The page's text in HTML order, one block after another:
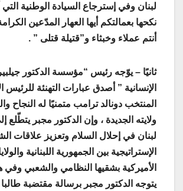
لبنان وفي إسترجاع السيادة الوطنية
نكحها بعمالتكم أيها العهار المدّعين
أنتم عملاء وخبثاء و”قتيلة قتلى ” .
ثانيًا – يوّجه رئيس “مؤسسة الدكتور
الإنسانية ” أصدق عبارات التهنئة للرئيس
المنتخب دونالد ترامب متمنيًا له النجاح
ولايته الجديدة ، وإن الدكتور مجبر يتطّلع
لبنان في إحلال السلام وتعزيز علاقات
الإستراتيجية بين الجمهورية اللبنانية
الأميركية بشقيها النظامي والشعبي وفي
يتوجه الدكتور مجبر برسالة مقتضبة